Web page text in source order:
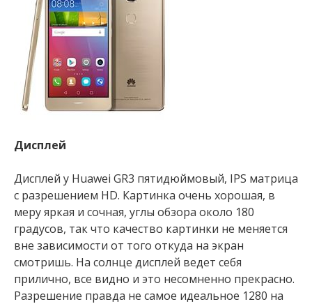
Дисплей
Дисплей у Huawei GR3 пятидюймовый, IPS матрица
с разрешением HD. Картинка очень хорошая, в
меру яркая и сочная, углы обзора около 180
градусов, так что качество картинки не меняется
вне зависимости от того откуда на экран
смотришь. На солнце дисплей ведет себя
прилично, все видно и это несомненно прекрасно.
Разрешение правда не самое идеальное 1280 на